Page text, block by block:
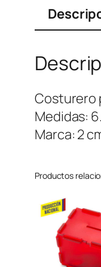
Costurero
Medidas:
Marca: 2
Productos